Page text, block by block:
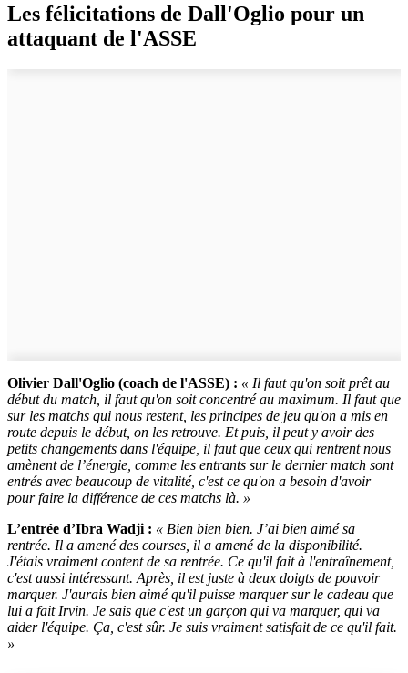
Les félicitations de Dall'Oglio pour un
attaquant de l'ASSE
Olivier Dall'Oglio (coach de l'ASSE) : « Il faut qu'on soit prêt au
début du match, il faut qu'on soit concentré au maximum. Il faut que
sur les matchs qui nous restent, les principes de jeu qu'on a mis en
route depuis le début, on les retrouve. Et puis, il peut y avoir des
petits changements dans l'équipe, il faut que ceux qui rentrent nous
amènent de l’énergie, comme les entrants sur le dernier match sont
entrés avec beaucoup de vitalité, c'est ce qu'on a besoin d'avoir
pour faire la différence de ces matchs là. »
L’entrée d’Ibra Wadji : « Bien bien bien. J’ai bien aimé sa
rentrée. Il a amené des courses, il a amené de la disponibilité.
J'étais vraiment content de sa rentrée. Ce qu'il fait à l'entraînement,
c'est aussi intéressant. Après, il est juste à deux doigts de pouvoir
marquer. J'aurais bien aimé qu'il puisse marquer sur le cadeau que
lui a fait Irvin. Je sais que c'est un garçon qui va marquer, qui va
aider l'équipe. Ça, c'est sûr. Je suis vraiment satisfait de ce qu'il fait.
»